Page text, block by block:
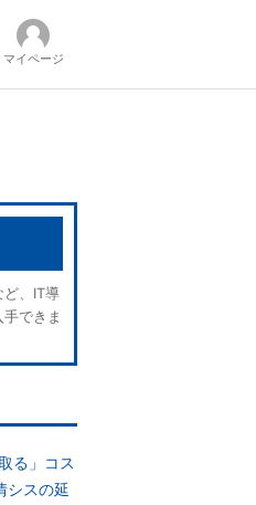
マイページ
ど、IT導
できま
る」コス
シスの延